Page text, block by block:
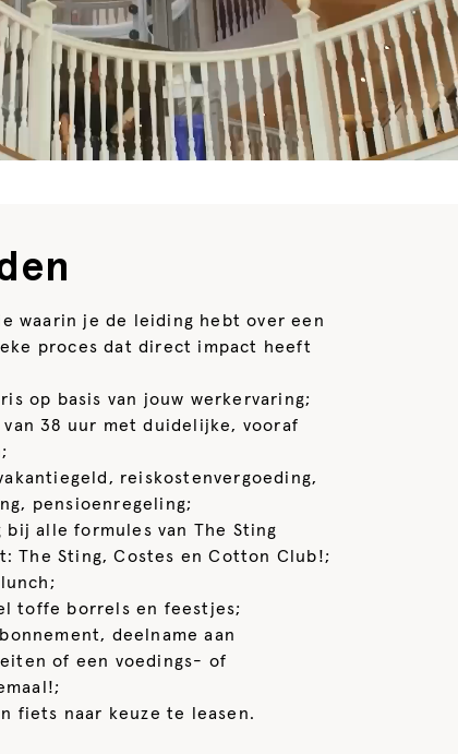
waarin je de leiding hebt over een
proces dat direct impact heeft
op basis van jouw werkervaring;
38 uur met duidelijke, vooraf
reiskostenvergoeding,
pensioenregeling;
alle formules van The Sting
The Sting, Costes en Cotton Club!;
toffe borrels en feestjes;
deelname aan
of een voedings- of
fiets naar keuze te leasen.